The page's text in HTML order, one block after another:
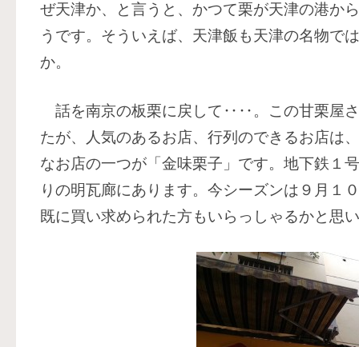
ぜ天津か、と言うと、かつて栗が天津の港か
うです。そういえば、天津飯も天津の名物で
か。
話を南京の板栗に戻して‥‥。この甘栗屋
たが、人気のあるお店、行列のできるお店は
なお店の一つが「金味栗子」です。地下鉄１
りの明瓦廊にあります。今シーズンは９月１
既に買い求められた方もいらっしゃるかと思